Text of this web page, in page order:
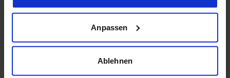
Informationen über Ihre geografische Lage erfassen,
welche bis auf einige Meter genau sein können
Ihr Gerät durch aktives Scannen nach bestimmten
Anpassen
Ablehnen
3. Effizienz (FPS pro Watt)